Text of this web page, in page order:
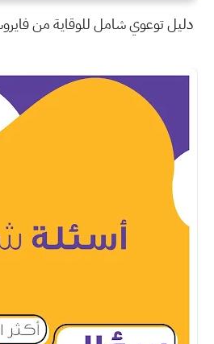
دليل توعوي شامل للوقاية من فايروس كورونا